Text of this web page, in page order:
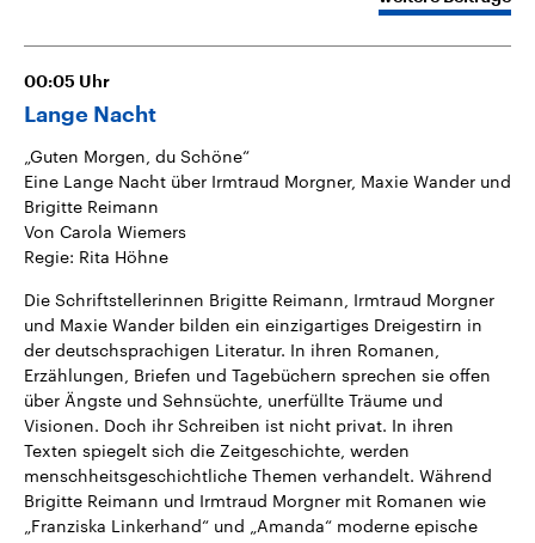
Wahlprogramme, aktuelle Berichte
und Hintergründe zu den Parteien
und Kandidaten der anstehenden
Wahl.
aktuelle Weltgeschehen.
Audio-Archiv
00:05 Uhr
Lange Nacht
„Guten Morgen, du Schöne“
Eine Lange Nacht über Irmtraud Morgner, Maxie Wander und
Brigitte Reimann
Von Carola Wiemers
Regie: Rita Höhne
Die Schriftstellerinnen Brigitte Reimann, Irmtraud Morgner
und Maxie Wander bilden ein einzigartiges Dreigestirn in
der deutschsprachigen Literatur. In ihren Romanen,
Erzählungen, Briefen und Tagebüchern sprechen sie offen
über Ängste und Sehnsüchte, unerfüllte Träume und
Visionen. Doch ihr Schreiben ist nicht privat. In ihren
Texten spiegelt sich die Zeitgeschichte, werden
menschheitsgeschichtliche Themen verhandelt. Während
Brigitte Reimann und Irmtraud Morgner mit Romanen wie
„Franziska Linkerhand“ und „Amanda“ moderne epische